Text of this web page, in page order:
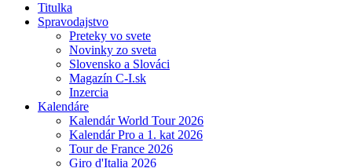
Titulka
Spravodajstvo
Preteky vo svete
Novinky zo sveta
Slovensko a Slováci
Magazín C-I.sk
Inzercia
Kalendáre
Kalendár World Tour 2026
Kalendár Pro a 1. kat 2026
Tour de France 2026
Giro d'Italia 2026